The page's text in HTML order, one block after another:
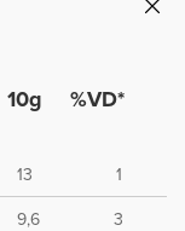
10g %VD*
13
1
9,6
3